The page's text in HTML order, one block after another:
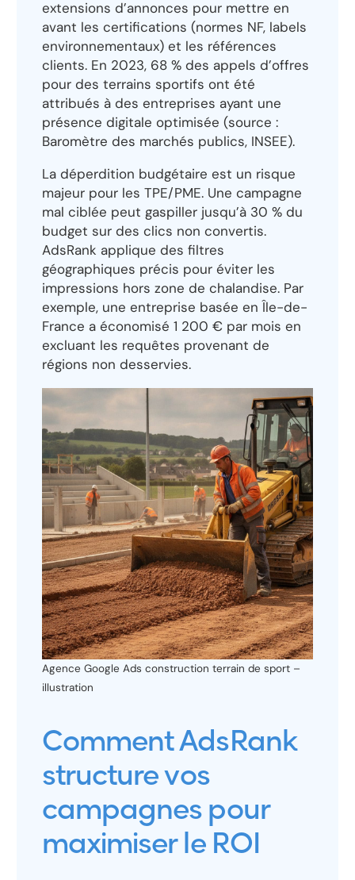
extensions d’annonces pour mettre en
avant les certifications (normes NF, labels
environnementaux) et les références
clients. En 2023, 68 % des appels d’offres
pour des terrains sportifs ont été
attribués à des entreprises ayant une
présence digitale optimisée (source :
Baromètre des marchés publics, INSEE).
La déperdition budgétaire est un risque
majeur pour les TPE/PME. Une campagne
mal ciblée peut gaspiller jusqu’à 30 % du
budget sur des clics non convertis.
AdsRank applique des filtres
géographiques précis pour éviter les
impressions hors zone de chalandise. Par
exemple, une entreprise basée en Île-de-
France a économisé 1 200 € par mois en
excluant les requêtes provenant de
régions non desservies.
Agence Google Ads construction terrain de sport –
illustration
Comment AdsRank
structure vos
campagnes pour
maximiser le ROI